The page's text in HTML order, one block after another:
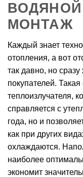
МОНТАЖ
Каждый знает
отопления, а вот
так давно, но
покупателей.
теплоизлучателя,
справляется с
года, но и
как при других
охлаждаются.
наиболее
экономит